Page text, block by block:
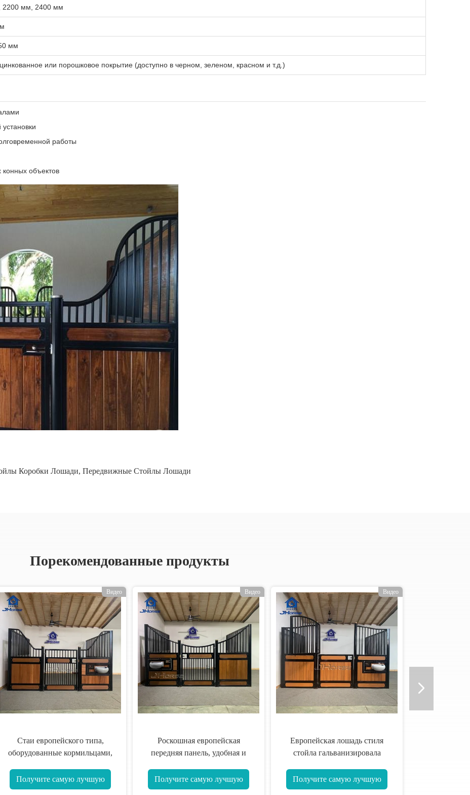
2200 мм, 2400 мм
мм
или порошковое покрытие (доступно в черном, зеленом, красном и т.д.)
работы
объектов
Коробки Лошади, Передвижные Стойлы Лошади
Порекомендованные продукты
Видео
Стаи европейского типа,
оборудованные кормильцами,
от влаги и оборудованием для
лошадей
Получите самую лучшую
Видео
Роскошная европейская
передняя панель, удобная и
животноводческих ферм
Получите самую лучшую
Видео
Европейская лошадь стиля
стойла гальванизировала
футов
Получите самую лучшую